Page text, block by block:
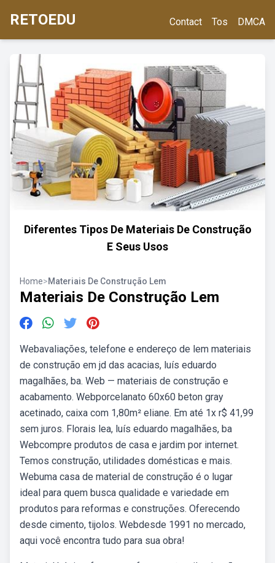
RETOEDU Contact Tos DMCA
Diferentes Tipos De Materiais De Construção
E Seus Usos
Home>Materiais De Construção Lem
Materiais De Construção Lem
Webavaliações, telefone e endereço de lem materiais
de construção em jd das acacias, luís eduardo
magalhães, ba. Web — materiais de construção e
acabamento. Webporcelanato 60x60 beton gray
acetinado, caixa com 1,80m² eliane. Em até 1x r$ 41,99
sem juros. Florais lea, luís eduardo magalhães, ba
Webcompre produtos de casa e jardim por internet.
Temos construção, utilidades domésticas e mais.
Webuma casa de material de construção é o lugar
ideal para quem busca qualidade e variedade em
produtos para reformas e construções. Oferecendo
desde cimento, tijolos. Webdesde 1991 no mercado,
aqui você encontra tudo para sua obra!